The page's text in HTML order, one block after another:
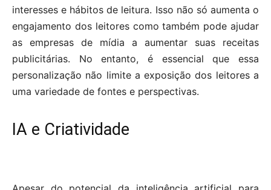
interesses e hábitos de leitura. Isso não só aumenta o
engajamento dos leitores como também pode ajudar
as empresas de mídia a aumentar suas receitas
publicitárias. No entanto, é essencial que essa
personalização não limite a exposição dos leitores a
uma variedade de fontes e perspectivas.
IA e Criatividade